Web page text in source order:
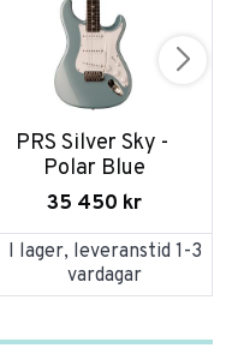
PRS Silver Sky -
Polar Blue
35 450 kr
I lager, leveranstid 1-3
vardagar